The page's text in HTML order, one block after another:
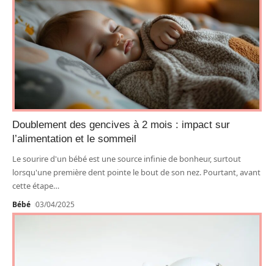
Doublement des gencives à 2 mois : impact sur
l’alimentation et le sommeil
Le sourire d'un bébé est une source infinie de bonheur, surtout
lorsqu'une première dent pointe le bout de son nez. Pourtant, avant
cette étape…
Bébé 03/04/2025